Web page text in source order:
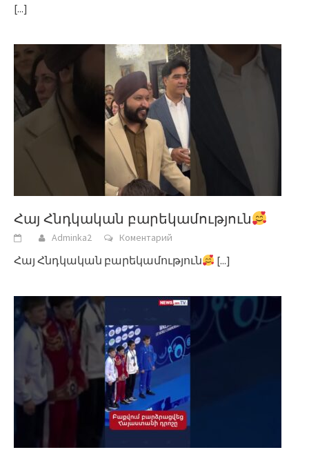
[...]
Հայ Հնդկական բարեկամություն
Adminka2 Коментарий
Հայ Հնդկական բարեկամություն [...]